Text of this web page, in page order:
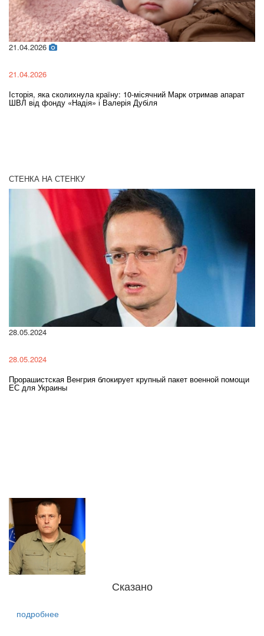
21.04.2026
21.04.2026
Історія, яка сколихнула країну: 10-місячний Марк отримав апарат
ШВЛ від фонду «Надія» і Валерія Дубіля
СТЕНКА НА СТЕНКУ
28.05.2024
28.05.2024
Прорашистская Венгрия блокирует крупный пакет военной помощи
ЕС для Украины
Сказано
подробнее